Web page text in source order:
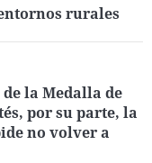
rurales
la Medalla de
por su parte, la
no volver a